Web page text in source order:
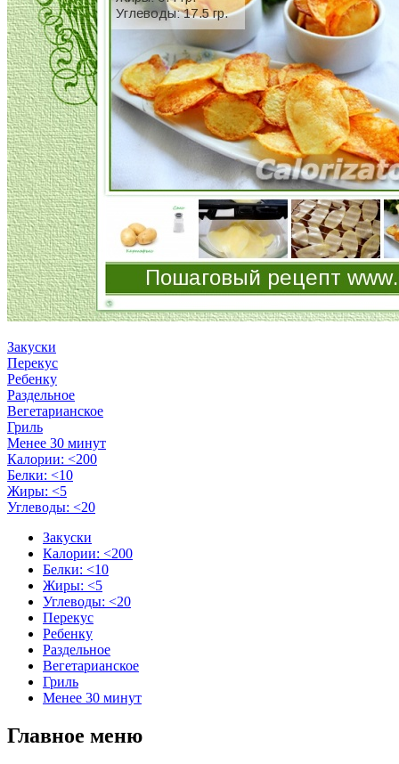
Закуски
Перекус
Ребенку
Раздельное
Вегетарианское
Гриль
Менее 30 минут
Калории: <200
Белки: <10
Жиры: <5
Углеводы: <20
Закуски
Калории: <200
Белки: <10
Жиры: <5
Углеводы: <20
Перекус
Ребенку
Раздельное
Вегетарианское
Гриль
Менее 30 минут
Главное меню